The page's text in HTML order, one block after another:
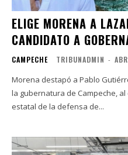
ELIGE MORENA A
CANDIDATO A
CAMPECHE TRIBUNADMIN -
Morena destapó a Pablo
la gubernatura de Campeche,
estatal de la defensa de...